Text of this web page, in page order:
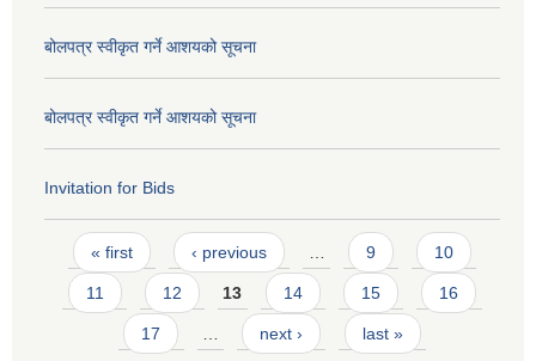
बोलपत्र स्वीकृत गर्ने आशयको सूचना
बोलपत्र स्वीकृत गर्ने आशयको सूचना
Invitation for Bids
Pages
« first ‹ previous … 9 10
11 12 13 14 15 16
17 … next › last »